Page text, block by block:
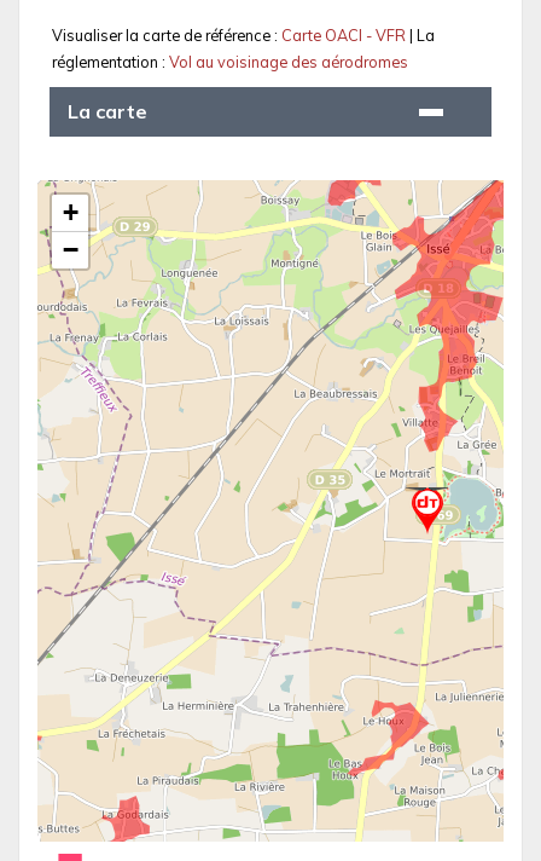
Visualiser la carte de référence : Carte OACI - VFR| La
réglementation : Vol au voisinage des aérodromes
La carte